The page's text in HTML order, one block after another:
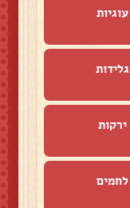
עוגיות
גלידות
ירקות
לחמים